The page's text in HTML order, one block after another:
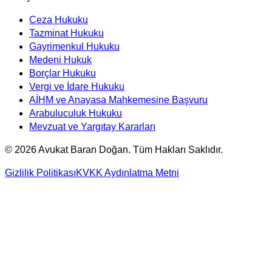
Ceza Hukuku
Tazminat Hukuku
Gayrimenkul Hukuku
Medeni Hukuk
Borçlar Hukuku
Vergi ve İdare Hukuku
AİHM ve Anayasa Mahkemesine Başvuru
Arabuluculuk Hukuku
Mevzuat ve Yargıtay Kararları
© 2026Avukat Baran Doğan. Tüm Hakları Saklıdır.
Gizlilik PolitikasıKVKK Aydınlatma Metni